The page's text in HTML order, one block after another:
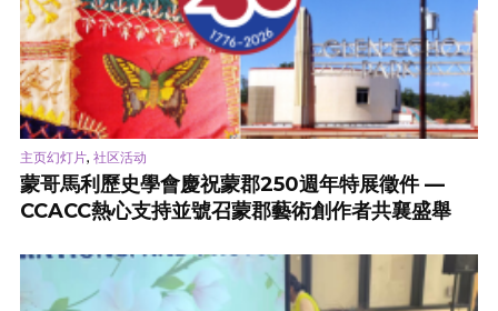
主页幻灯片, 社区活动
蒙哥馬利歷史學會慶祝蒙郡250週年特展徵件 —
CCACC熱心支持並號召蒙郡藝術創作者共襄盛舉